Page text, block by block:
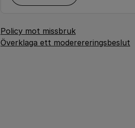
Policy mot missbruk
Överklaga ett moderereringsbeslut